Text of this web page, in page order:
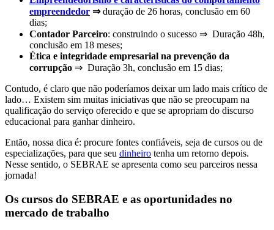
empreendedor ⇒duração de 26 horas, conclusão em 60
dias;
Contador Parceiro: construindo o sucesso ⇒ Duração 48h,
conclusão em 18 meses;
Ética e integridade empresarial na prevenção da
corrupção ⇒ Duração 3h, conclusão em 15 dias;
Contudo, é claro que não poderíamos deixar um lado mais crítico de
lado… Existem sim muitas iniciativas que não se preocupam na
qualificação do serviço oferecido e que se apropriam do discurso
educacional para ganhar dinheiro.
Então, nossa dica é: procure fontes confiáveis, seja de cursos ou de
especializações, para que seu dinheiro tenha um retorno depois.
Nesse sentido, o SEBRAE se apresenta como seu parceiros nessa
jornada!
Os cursos do SEBRAE e as oportunidades no
mercado de trabalho